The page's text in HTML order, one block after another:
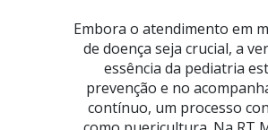
Embora o atendimento em
de doença seja crucial, a
essência da pediatria
prevenção e no
contínuo, um processo